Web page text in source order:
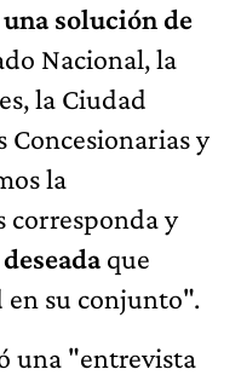
solución de
Nacional, la
la Ciudad
Concesionarias y
la
corresponda y
que
en su conjunto".
una "entrevista